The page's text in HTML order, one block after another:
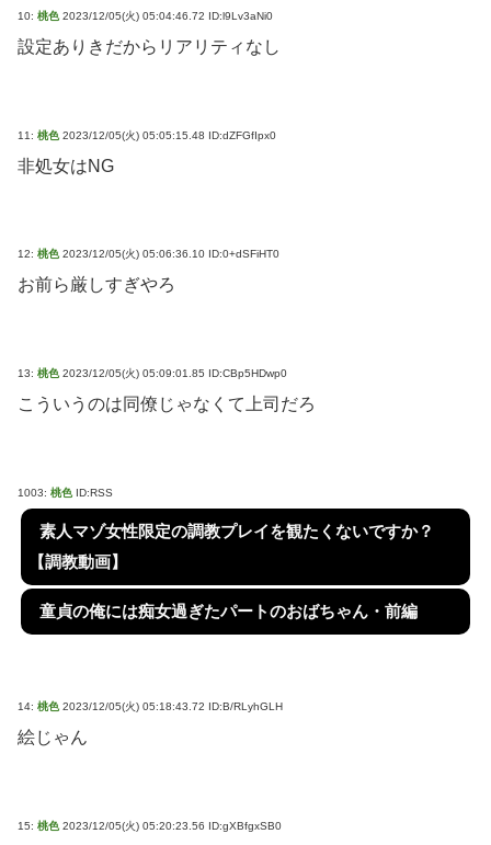
10: 桃色 2023/12/05(火) 05:04:46.72 ID:l9Lv3aNi0
設定ありきだからリアリティなし
11: 桃色 2023/12/05(火) 05:05:15.48 ID:dZFGfIpx0
非処女はNG
12: 桃色 2023/12/05(火) 05:06:36.10 ID:0+dSFiHT0
お前ら厳しすぎやろ
13: 桃色 2023/12/05(火) 05:09:01.85 ID:CBp5HDwp0
こういうのは同僚じゃなくて上司だろ
1003: 桃色 ID:RSS
素人マゾ女性限定の調教プレイを観たくないですか？
【調教動画】
童貞の俺には痴女過ぎたパートのおばちゃん・前編
14: 桃色 2023/12/05(火) 05:18:43.72 ID:B/RLyhGLH
絵じゃん
15: 桃色 2023/12/05(火) 05:20:23.56 ID:gXBfgxSB0